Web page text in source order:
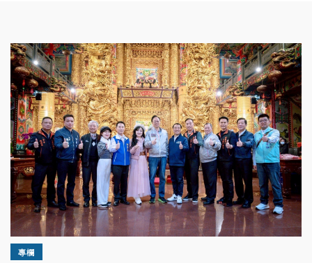
專欄